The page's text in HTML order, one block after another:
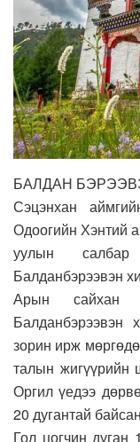
БАЛДАН
Сэцэнхан
Одоогийн Хэнтий
уулын
Балданбэрээвэн
Арын сайхан
Балданбэрээвэн
зорин ирж
талын жигүүрийн
Оргил үедээ
20 дугантай
Гол цогчин